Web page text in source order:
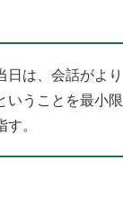
は、会話がより
いうことを最小限
。